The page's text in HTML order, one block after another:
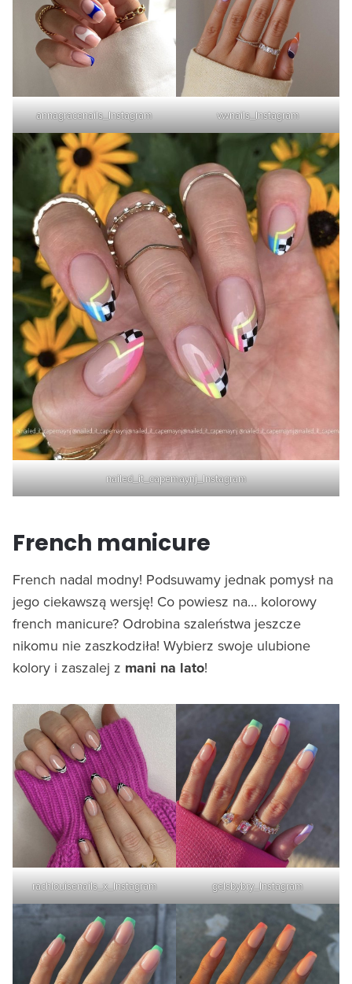
annagracenails_Instagram vwnails_Instagram
nailed_it_capemaynj_Instagram
French manicure
French nadal modny! Podsuwamy jednak pomysł na
jego ciekawszą wersję! Co powiesz na… kolorowy
french manicure? Odrobina szaleństwa jeszcze
nikomu nie zaszkodziła! Wybierz swoje ulubione
kolory i zaszalej z mani na lato!
rachlouisenails_x_Instagram gelsbybry_Instagram